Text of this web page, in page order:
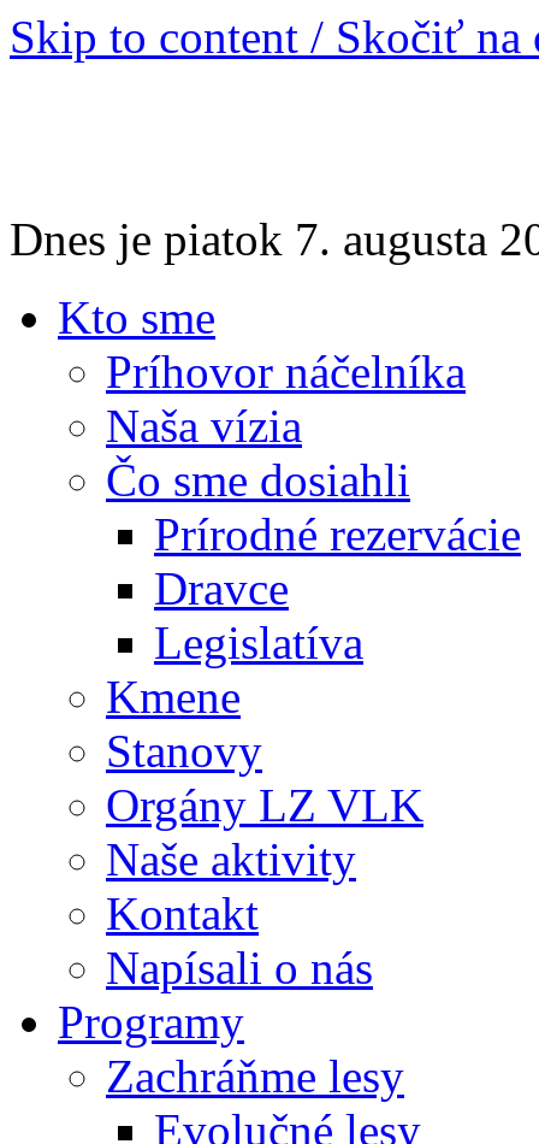
Skip to content / Skočiť na
Dnes je piatok 7. augusta
Kto sme
Príhovor náčelníka
Naša vízia
Čo sme dosiahli
Prírodné rezervácie
Dravce
Legislatíva
Kmene
Stanovy
Orgány LZ VLK
Naše aktivity
Kontakt
Napísali o nás
Programy
Zachráňme lesy
Evolučné lesy